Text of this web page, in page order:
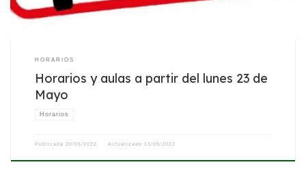
HORARIOS
Horarios y aulas a partir del lunes 23 de
Mayo
Horarios
Publicada 20/05/2022 Actualizado 13/09/2022